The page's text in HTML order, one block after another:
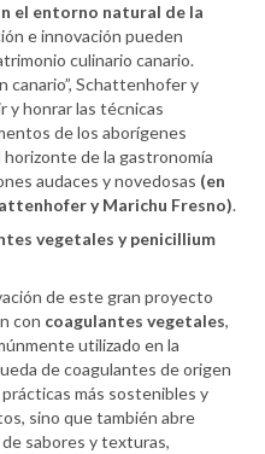
el entorno natural de la
e innovación pueden
culinario canario.
canario”, Schattenhofer y
y honrar las técnicas
de los aborígenes
de la gastronomía
audaces y novedosas (en
y Marichu Fresno).
vegetales y penicillium
de este gran proyecto
con coagulantes vegetales,
utilizado en la
de coagulantes de origen
más sostenibles y
sino que también abre
sabores y texturas,